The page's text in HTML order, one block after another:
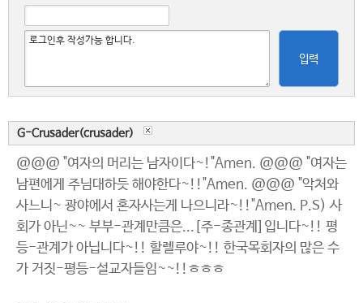
입력
G-Crusader(crusader)
@@@ "여자의 머리는 남자이다~!"Amen. @@@ "여자는
남편에게 주님대하듯 해야한다~!!"Amen. @@@ "악처와
사느니~ 광야에서 혼자사는게 나으니라~!!"Amen. P.S) 사
회가 아닌~~ 부부-관계만큼은...[주-종관계]입니다~!! 평
등-관계가 아닙니다~!! 할렐루야~!! 한국목회자의 많은 수
가 거짓-평등-설교자들임~~!!ㅎㅎㅎ